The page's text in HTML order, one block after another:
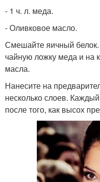
- 1 ч. л. меда.
- Оливковое масло.
Смешайте яичный белок.
чайную ложку меда и на
масла.
Нанесите на
несколько слоев.
после того, как высох